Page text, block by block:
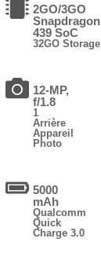
2GO/3GO
Snapdragon
439 SoC
32GO Storage
12-MP,
f/1.8
1
Arrière
Appareil
Photo
5000
mAh
Qualcomm
Quick
Charge 3.0